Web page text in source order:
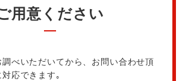
用意ください
べいただいてから、お問い合わせ頂
応できます｡